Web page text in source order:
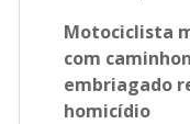
Motociclista
com
embriagado
homicídio